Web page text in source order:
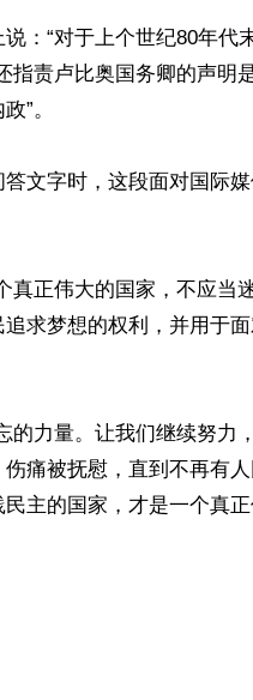
：“对于上个世纪80年代
指责卢比奥国务卿的声明
”。
文字时，这段面对国际
真正伟大的国家，不应当
求梦想的权利，并用于
的力量。让我们继续努力
痛被抚慰，直到不再有
主的国家，才是一个真